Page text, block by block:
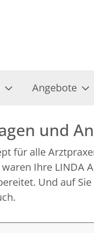
Angebote
und
für alle
Ihre LINDA
Und auf